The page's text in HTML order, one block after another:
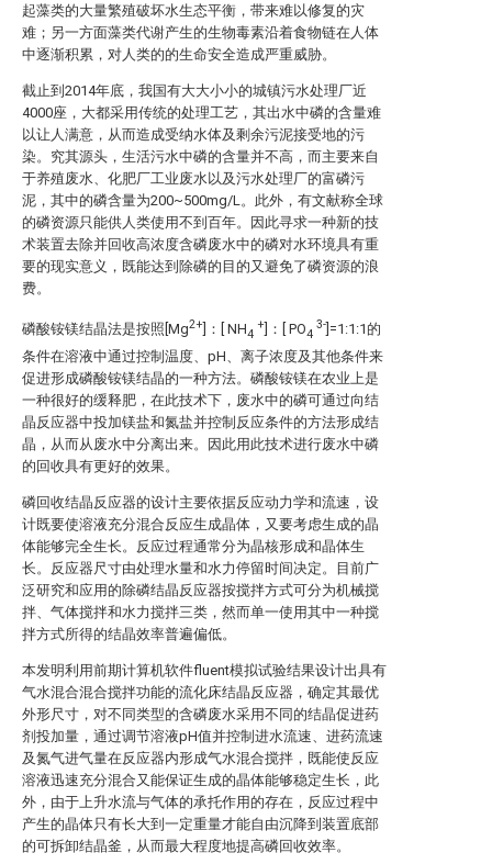
起藻类的大量繁殖破坏水生态平衡，带来难以修复的灾
难；另一方面藻类代谢产生的生物毒素沿着食物链在人体
中逐渐积累，对人类的的生命安全造成严重威胁。
截止到2014年底，我国有大大小小的城镇污水处理厂近
4000座，大都采用传统的处理工艺，其出水中磷的含量难
以让人满意，从而造成受纳水体及剩余污泥接受地的污
染。究其源头，生活污水中磷的含量并不高，而主要来自
于养殖废水、化肥厂工业废水以及污水处理厂的富磷污
泥，其中的磷含量为200~500mg/L。此外，有文献称全球
的磷资源只能供人类使用不到百年。因此寻求一种新的技
术装置去除并回收高浓度含磷废水中的磷对水环境具有重
要的现实意义，既能达到除磷的目的又避免了磷资源的浪
费。
磷酸铵镁结晶法是按照[Mg2+ ]：[ NH4
+ ]：[ PO4
3- ]=1:1:1的
条件在溶液中通过控制温度、pH、离子浓度及其他条件来
促进形成磷酸铵镁结晶的一种方法。磷酸铵镁在农业上是
一种很好的缓释肥，在此技术下，废水中的磷可通过向结
晶反应器中投加镁盐和氮盐并控制反应条件的方法形成结
晶，从而从废水中分离出来。因此用此技术进行废水中磷
的回收具有更好的效果。
磷回收结晶反应器的设计主要依据反应动力学和流速，设
计既要使溶液充分混合反应生成晶体，又要考虑生成的晶
体能够完全生长。反应过程通常分为晶核形成和晶体生
长。反应器尺寸由处理水量和水力停留时间决定。目前广
泛研究和应用的除磷结晶反应器按搅拌方式可分为机械搅
拌、气体搅拌和水力搅拌三类，然而单一使用其中一种搅
拌方式所得的结晶效率普遍偏低。
本发明利用前期计算机软件fluent模拟试验结果设计出具有
气水混合混合搅拌功能的流化床结晶反应器，确定其最优
外形尺寸，对不同类型的含磷废水采用不同的结晶促进药
剂投加量，通过调节溶液pH值并控制进水流速、进药流速
及氮气进气量在反应器内形成气水混合搅拌，既能使反应
溶液迅速充分混合又能保证生成的晶体能够稳定生长，此
外，由于上升水流与气体的承托作用的存在，反应过程中
产生的晶体只有长大到一定重量才能自由沉降到装置底部
的可拆卸结晶釜，从而最大程度地提高磷回收效率。